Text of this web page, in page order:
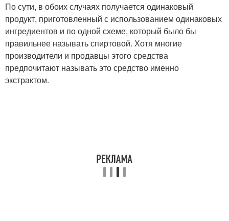
По сути, в обоих случаях получается одинаковый
продукт, приготовленный с использованием одинаковых
ингредиентов и по одной схеме, который было бы
правильнее называть спиртовой. Хотя многие
производители и продавцы этого средства
предпочитают называть это средство именно
экстрактом.